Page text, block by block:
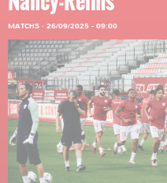
MATCHS · 26/09/2025 - 09:00